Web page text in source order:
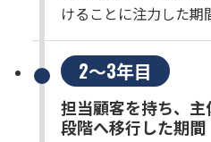
けることに注力した期
2～3年目
担当顧客を持ち、
段階へ移行した期間